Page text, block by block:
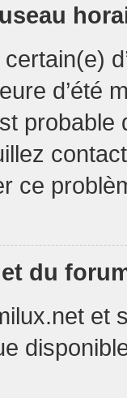
d’été
probable
ce
du
et